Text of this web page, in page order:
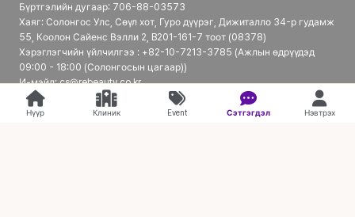
Бүртгэлийн дугаар: 706-88-03573
Хаяг: Солонгос Улс, Сөүл хот, Гуро дүүрэг, Дижиталло 34-р гудамж
55, Коолон Сайенс Вэлли 2, B201-161-7 тоот (08378)
Хэрэглэгчийн үйлчилгээ : +82-10-7213-3785 (Ажлын өдрүүдэд
09:00 - 18:00 (Солонгосын цагаар))
И-мэйл: cs@rebeauty.co.kr
REBEAUTY K-Beauty | Япон үйлчлүүлэгчдэд зориулсан Солонгосын
гоо сайхны эмнэлгийн платформ
Нүүр Клиник Event Сэтгэгдэл Нэвтрэх